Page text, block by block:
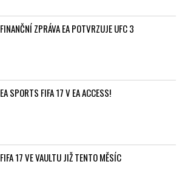
FINANČNÍ ZPRÁVA EA POTVRZUJE UFC 3
EA SPORTS FIFA 17 V EA ACCESS!
FIFA 17 VE VAULTU JIŽ TENTO MĚSÍC